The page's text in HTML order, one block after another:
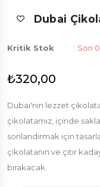
Dubai
Kritik Stok : Son
₺320,00
Dubai'nin lezzet
çikolatamız, içinde
sonlandırmak için
çikolatanın ve çıtır
bırakacak.